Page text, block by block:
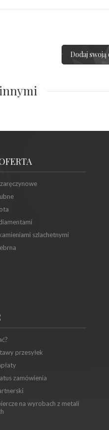
Dodaj swoją
szlachetnymi
przesyłek
zamówienia
na wyrobach z metali